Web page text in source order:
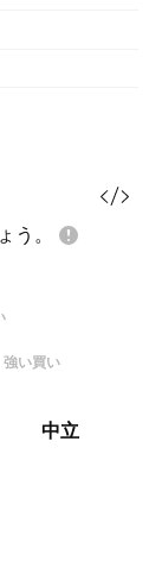
う。
強い買い
中立